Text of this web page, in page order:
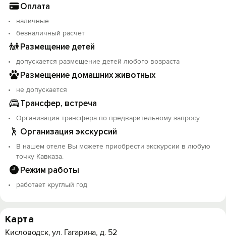
Оплата
наличные
безналичный расчет
Размещение детей
допускается размещение детей любого возраста
Размещение домашних животных
не допускается
Трансфер, встреча
Организация трансфера по предварительному запросу.
Организация экскурсий
В нашем отеле Вы можете приобрести экскурсии в любую
точку Кавказа.
Режим работы
работает круглый год
Карта
Кисловодск, ул. Гагарина, д. 52